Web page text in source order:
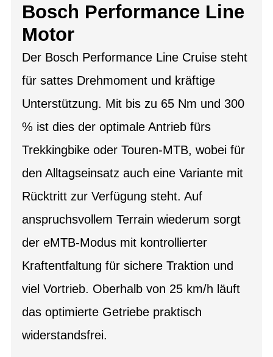
Bosch Performance Line
Motor
Der Bosch Performance Line Cruise steht
für sattes Drehmoment und kräftige
Unterstützung. Mit bis zu 65 Nm und 300
% ist dies der optimale Antrieb fürs
Trekkingbike oder Touren-MTB, wobei für
den Alltagseinsatz auch eine Variante mit
Rücktritt zur Verfügung steht. Auf
anspruchsvollem Terrain wiederum sorgt
der eMTB-Modus mit kontrollierter
Kraftentfaltung für sichere Traktion und
viel Vortrieb. Oberhalb von 25 km/h läuft
das optimierte Getriebe praktisch
widerstandsfrei.